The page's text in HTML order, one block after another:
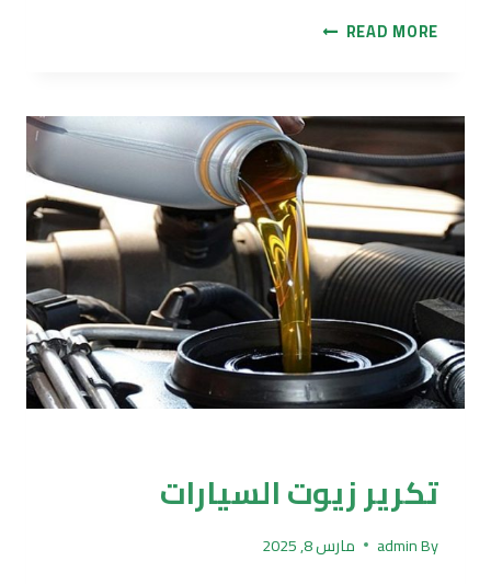
READ MORE تقنيات
النووية
تكرير زيوت السيارات
By
admin مارس 8, 2025